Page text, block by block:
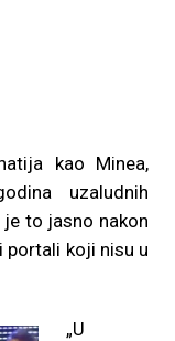
kao Minea,
uzaludnih
to jasno nakon
portali koji nisu u
„U